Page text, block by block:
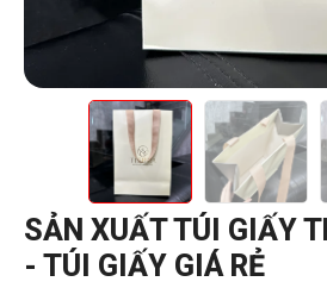
SẢN XUẤT TÚI GIẤY
- TÚI GIẤY GIÁ RẺ